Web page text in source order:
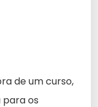
de um curso,
os